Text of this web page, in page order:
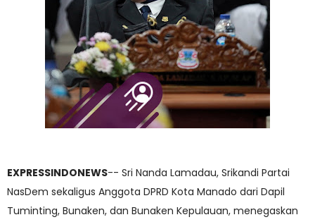
EXPRESSINDONEWS-- Sri Nanda Lamadau, Srikandi Partai
NasDem sekaligus Anggota DPRD Kota Manado dari Dapil
Tuminting, Bunaken, dan Bunaken Kepulauan, menegaskan